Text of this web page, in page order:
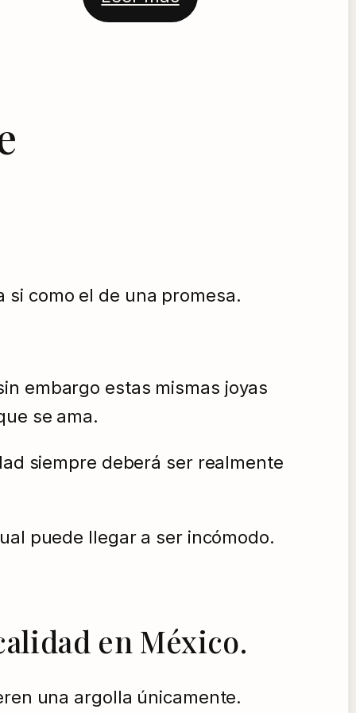
de 5 en
como el de una promesa.
embargo estas mismas joyas
se ama.
siempre deberá ser realmente
puede llegar a ser incómodo.
en México.
una argolla únicamente.